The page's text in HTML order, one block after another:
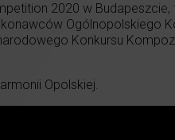
2020 w
Ogólnopolskiego
Konkursu
Opolskiej.